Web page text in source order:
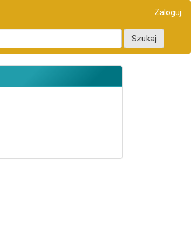
Zaloguj
Szukaj